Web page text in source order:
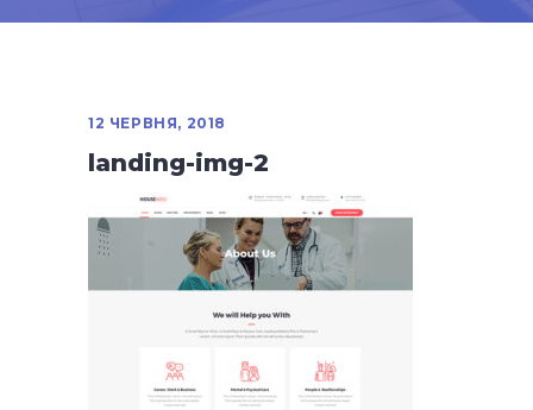
12 ЧЕРВНЯ, 2018
landing-img-2